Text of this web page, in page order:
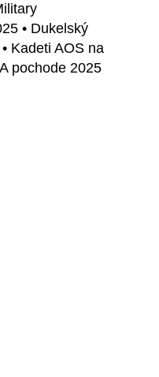
• Dukelský
Kadeti AOS na
pochode 2025